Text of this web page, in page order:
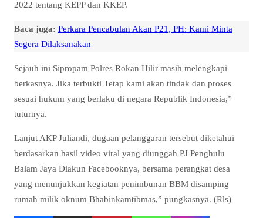
2022 tentang KEPP dan KKEP.
Baca juga: Perkara Pencabulan Akan P21, PH: Kami Minta
Segera Dilaksanakan
Sejauh ini Sipropam Polres Rokan Hilir masih melengkapi
berkasnya. Jika terbukti Tetap kami akan tindak dan proses
sesuai hukum yang berlaku di negara Republik Indonesia,”
tuturnya.
Lanjut AKP Juliandi, dugaan pelanggaran tersebut diketahui
berdasarkan hasil video viral yang diunggah PJ Penghulu
Balam Jaya Diakun Facebooknya, bersama perangkat desa
yang menunjukkan kegiatan penimbunan BBM disamping
rumah milik oknum Bhabinkamtibmas,” pungkasnya. (Rls)